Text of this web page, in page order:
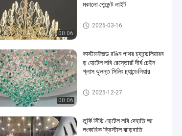
00:06
মকালো পেন্ডেন্ট লাইট
বড় চ্যান্ডেলিয়ার
2026-03-16
00:06
কাস্টমাইজড রঙিন পাথর চ্যান্ডেলিয়ারব
ড় হোটেল লবি রেস্তোরাঁ দীর্ঘ চেইন
গ্লাস ঝুলন্ত সিলিং চ্যান্ডেলিয়ার
বড় চ্যান্ডেলিয়ার
2025-12-27
তুর্কি সিঁড়ি হোটেল লবি দেহাতি আ
লংকারিক ক্রিস্টাল ঝাড়বাতি